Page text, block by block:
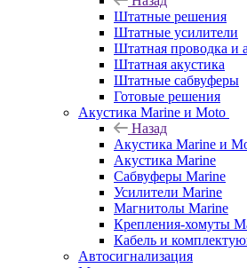
Штатные решения
Штатные усилители
Штатная проводка и
Штатная акустика
Штатные сабвуферы
Готовые решения
Акустика Marine и Moto
Назад
Акустика Marine и
Акустика Marine
Сабвуферы Marine
Усилители Marine
Магнитолы Marine
Крепления-хомуты
Кабель и
Автосигнализация